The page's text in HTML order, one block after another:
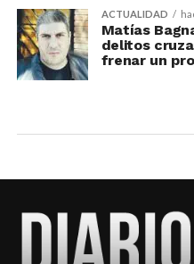
ACTUALIDAD
Matías
delitos
frenar un